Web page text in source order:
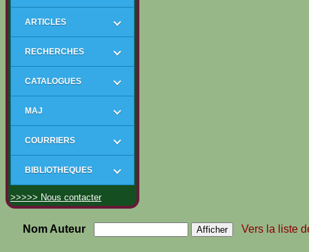
ARTICLES
RECHERCHES
CATALOGUES
MAJ
COURRIERS
BIBLIOTHEQUES
>>>>> Nous contacter
Nom Auteur Vers la liste